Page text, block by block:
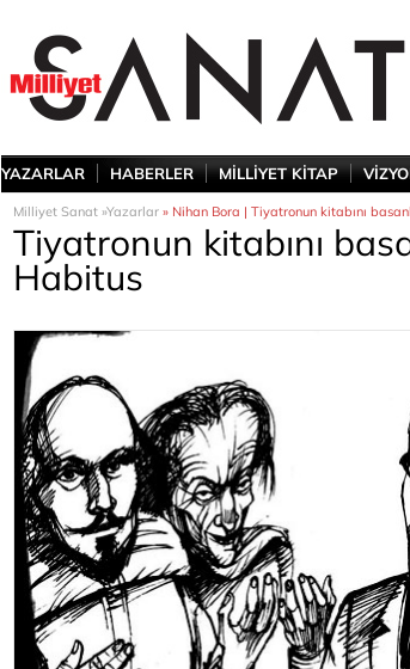
YAZARLAR HABERLER MİLLİYET KİTAP
Milliyet Sanat »Yazarlar » Nihan Bora | Tiyatronun kitabını
Tiyatronun kitabını
Habitus